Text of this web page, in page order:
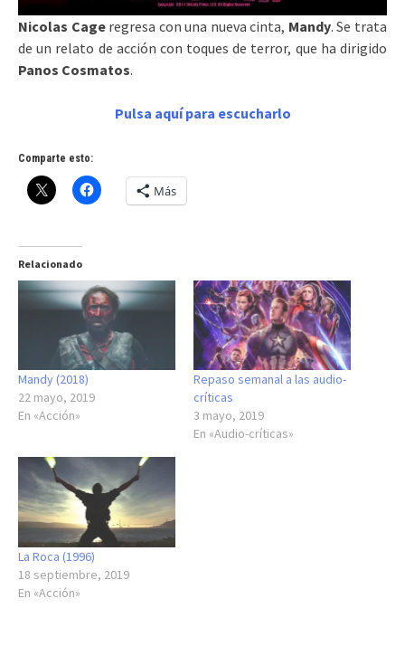
Nicolas Cageregresa con una nueva cinta, Mandy. Se trata
de un relato de acción con toques de terror, que ha dirigido
Panos Cosmatos.
Pulsa aquí para escucharlo
Comparte esto:
Más
Relacionado
Mandy (2018)
22 mayo, 2019
En «Acción»
Repaso semanal a las audio-
críticas
3 mayo, 2019
En «Audio-críticas»
La Roca (1996)
18 septiembre, 2019
En «Acción»